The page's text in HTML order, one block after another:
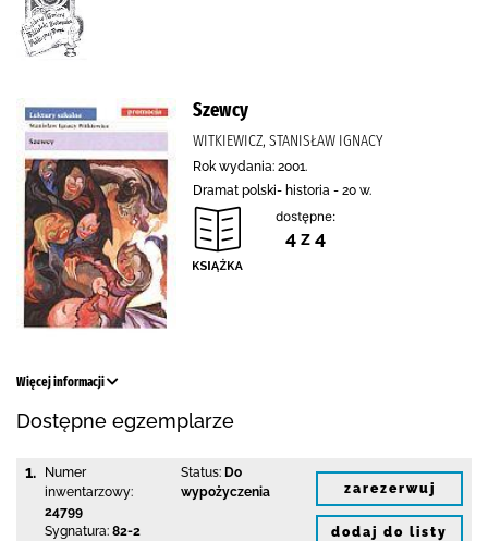
Szewcy
WITKIEWICZ, STANISŁAW IGNACY
Rok wydania: 2001.
Dramat polski- historia - 20 w.
dostępne:
4 z 4
Więcej informacji
Dostępne egzemplarze
1.
Numer
inwentarzowy:
24799
Sygnatura: 82-2
Status: Do
wypożyczenia
zarezerwuj
dodaj do listy